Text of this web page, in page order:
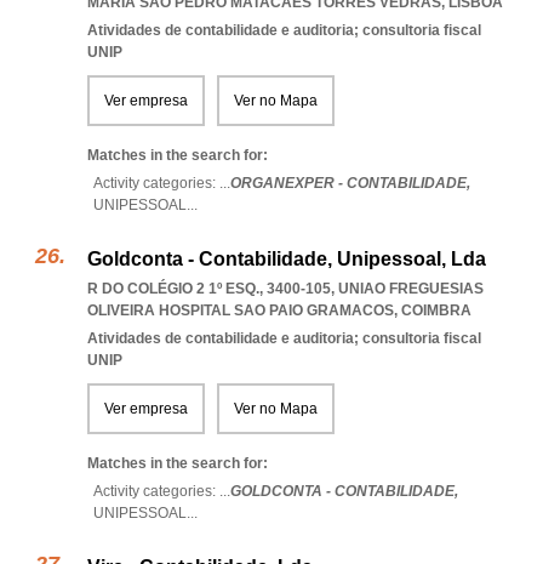
Atividades de contabilidade e auditoria; consultoria fiscal
UNIP
Ver empresa Ver no Mapa
Matches in the search for:
Activity categories: ...ORGANEXPER - CONTABILIDADE,
UNIPESSOAL...
Goldconta - Contabilidade, Unipessoal, Lda
R DO COLÉGIO 2 1º ESQ., 3400-105, UNIAO FREGUESIAS
OLIVEIRA HOSPITAL SAO PAIO GRAMACOS, COIMBRA
Atividades de contabilidade e auditoria; consultoria fiscal
UNIP
Ver empresa Ver no Mapa
Matches in the search for:
Activity categories: ...GOLDCONTA - CONTABILIDADE,
UNIPESSOAL...